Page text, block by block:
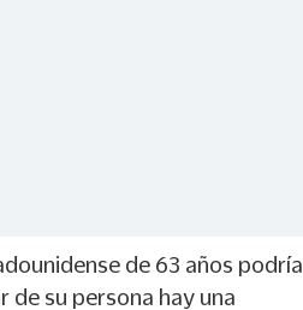
de 63 años podría
de su persona hay una